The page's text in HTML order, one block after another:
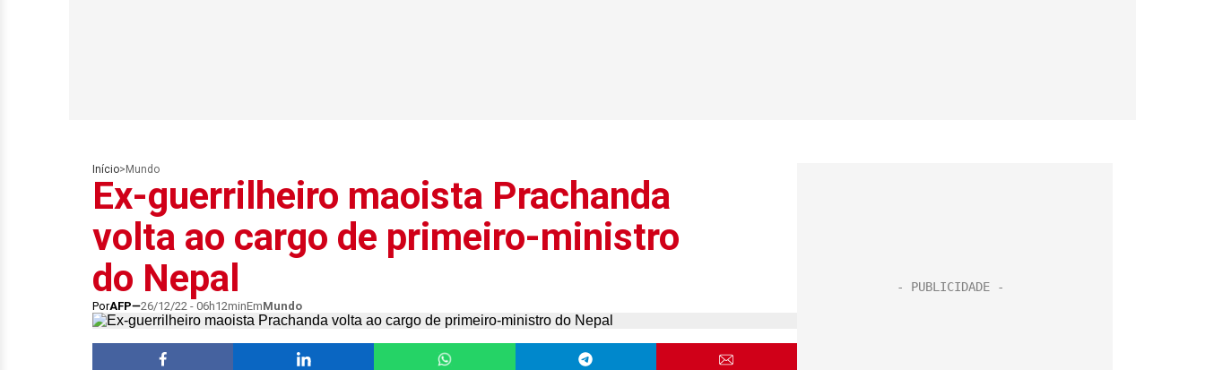
Início> Mundo
Ex-guerrilheiro maoista Prachanda
volta ao cargo de primeiro-ministro
do Nepal
PorAFP 26/12/22 - 06h12minEmMundo